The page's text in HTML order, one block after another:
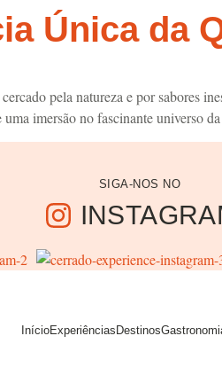
Única da
pela natureza e por sabores
imersão no fascinante universo
SIGA-NOS NO
InícioExperiênciasDestinos